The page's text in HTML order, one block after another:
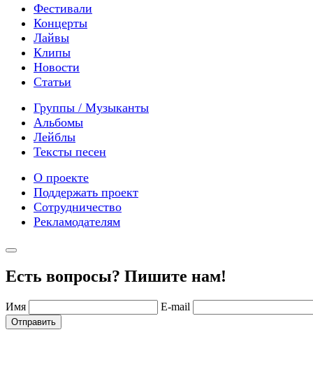
Фестивали
Концерты
Лайвы
Клипы
Новости
Статьи
Группы / Музыканты
Альбомы
Лейблы
Тексты песен
О проекте
Поддержать проект
Сотрудничество
Рекламодателям
Есть вопросы? Пишите нам!
Имя E-mail